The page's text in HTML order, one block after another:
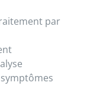
par